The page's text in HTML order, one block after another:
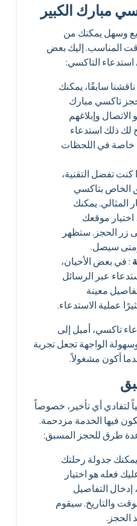
مبارك الكبير
وسهل يمكنك من
المناسب. إليك بعض
التاكسي:
سابقًا، يمكنك
تاكسي مبارك
وإبلاغهم
لك ذلك استدعاء
في اللحظات
تفضل التقنية،
الخاص بتاكسي
المثالي. يمكنك
موقعك
زر الحجز. ستظهر
سيصل.
: في بعض الأحيان،
عبر الرسائل
معينة
عملية الاستدعاء.
تاكسي، أميل إلى
الواجهة تجعل تجربة
أكون مشغولاً.
لتفادي أي تأخير، خصوصاً
فيها الخدمة مزدحمة.
طرق للحجز المسبق:
جدولة رحلتك
فعله هو اختيار
التفاصيل
والتاريخ. سيقوم
الحجز.